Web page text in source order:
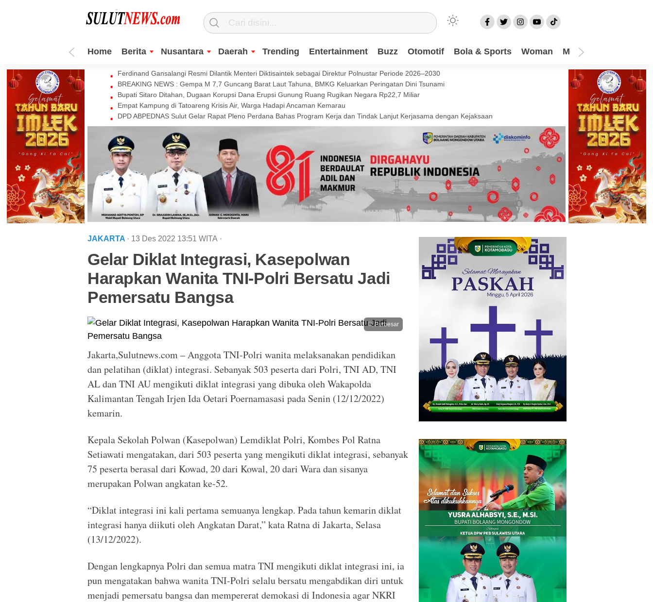
Home Berita Nusantara Daerah Trending Entertainment Buzz Otomotif Bola & Sports Woman Mom
Ferdinand Gansalangi Resmi Dilantik Menteri Diktisaintek sebagai Direktur Polnustar Periode 2026–2030
BREAKING NEWS : Gempa M 7,7 Guncang Barat Laut Tahuna, BMKG Keluarkan Peringatan Dini Tsunami
Bupati Sitaro Ditahan, Dugaan Korupsi Dana Erupsi Gunung Ruang Rugikan Negara Rp22,7 Miliar
Empat Kampung di Tatoareng Krisis Air, Warga Hadapi Ancaman Kemarau
DPD ABPEDNAS Sulut Gelar Rapat Pleno Perdana Bahas Program Kerja dan Tindak Lanjut Kerjasama dengan Kejaksaan
JAKARTA · 13 Des 2022 13:51 WITA ·
Gelar Diklat Integrasi, Kasepolwan
Harapkan Wanita TNI-Polri Bersatu Jadi
Pemersatu Bangsa
Perbesar
Jakarta,Sulutnews.com – Anggota TNI-Polri wanita melaksanakan pendidikan
dan pelatihan (diklat) integrasi. Sebanyak 503 peserta dari Polri, TNI AD, TNI
AL dan TNI AU mengikuti diklat integrasi yang dibuka oleh Wakapolda
Kalimantan Tengah Irjen Ida Oetari Poernamasasi pada Senin (12/12/2022)
kemarin.
Kepala Sekolah Polwan (Kasepolwan) Lemdiklat Polri, Kombes Pol Ratna
Setiawati mengatakan, dari 503 peserta yang mengikuti diklat integrasi, sebanyak
75 peserta berasal dari Kowad, 20 dari Kowal, 20 dari Wara dan sisanya
merupakan Polwan angkatan ke-52.
“Diklat integrasi ini kali pertama semuanya lengkap. Pada tahun kemarin diklat
integrasi hanya diikuti oleh Angkatan Darat,” kata Ratna di Jakarta, Selasa
(13/12/2022).
Dengan lengkapnya Polri dan semua matra TNI mengikuti diklat integrasi ini, ia
pun mengatakan bahwa wanita TNI-Polri selalu bersatu mengabdikan diri untuk
menjadi pemersatu bangsa dan mempererat demokasi di Indonesia agar NKRI